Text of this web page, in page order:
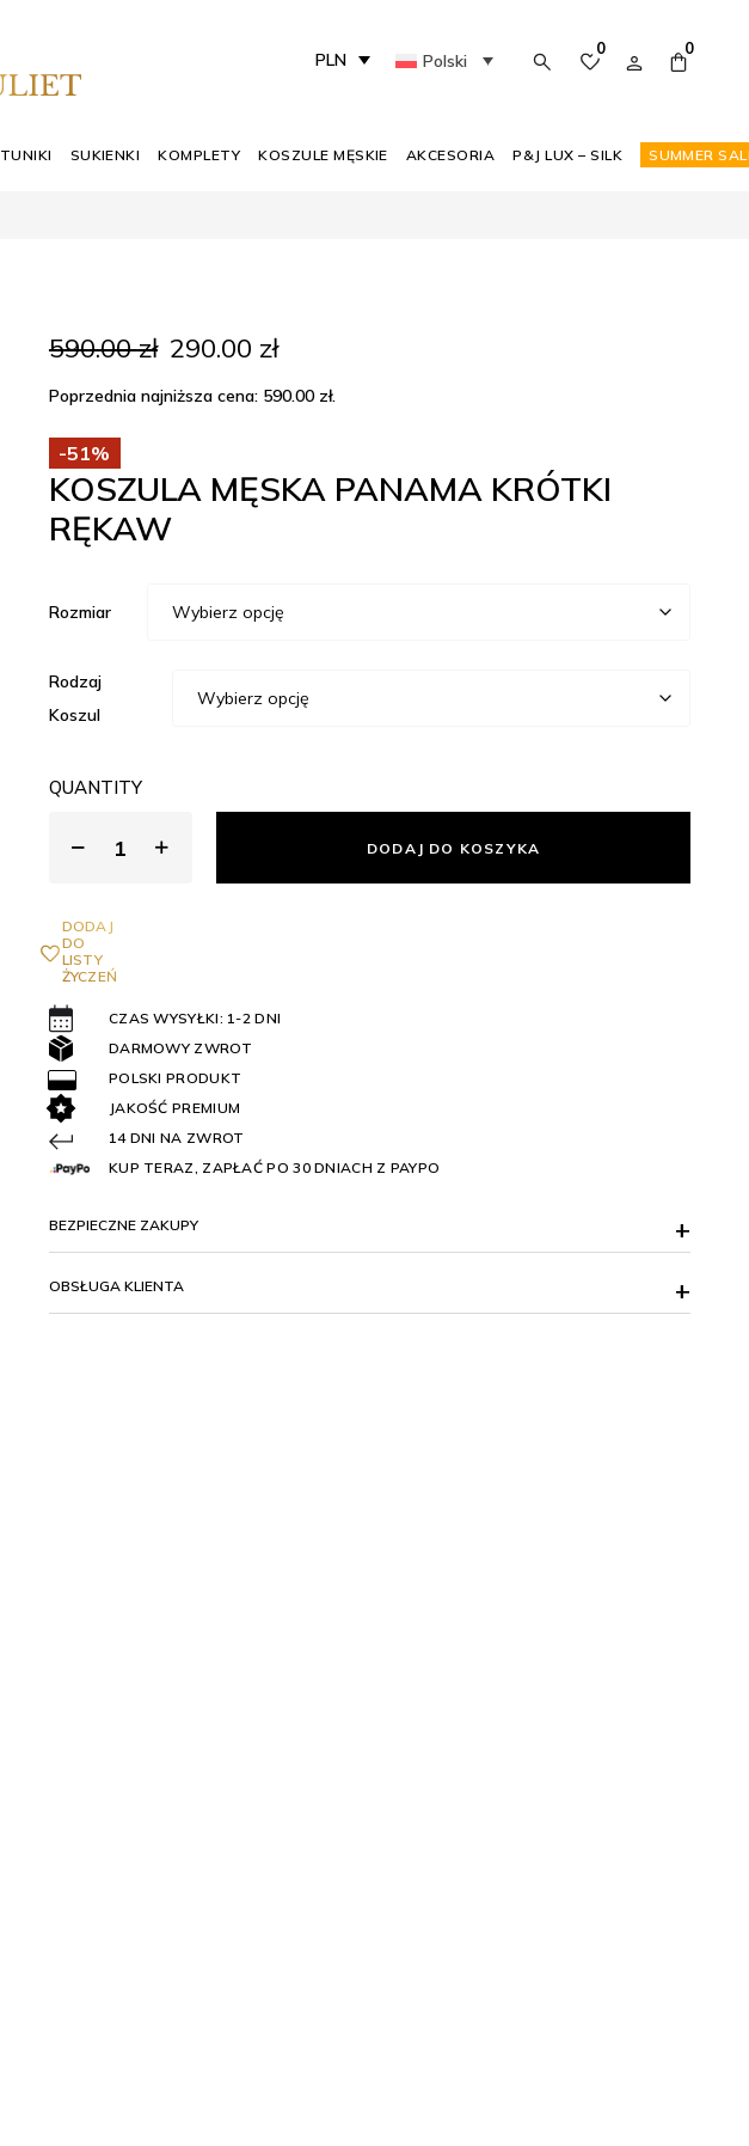
PLN Polski
0 0
TUNIKI SUKIENKI KOMPLETY KOSZULE MĘSKIE AKCESORIA P&J LUX – SILK SUMMER
590.00zł Pierwotna
cena
wynosiła:
590.00 zł.
290.00 złAktualna
cena
wynosi:
290.00 zł.
Poprzednia najniższa cena: 590.00 zł.
-51%
KOSZULA MĘSKA PANAMA KRÓTKI
RĘKAW
Rozmiar
Rodzaj
Koszul
QUANTITY
DODAJ DO KOSZYKA
DODAJ
DO
LISTY
ŻYCZEŃ
CZAS WYSYŁKI: 1-2 DNI
DARMOWY ZWROT
POLSKI PRODUKT
JAKOŚĆ PREMIUM
14 DNI NA ZWROT
KUP TERAZ, ZAPŁAĆ PO 30 DNIACH Z PAYPO
BEZPIECZNE ZAKUPY
OBSŁUGA KLIENTA